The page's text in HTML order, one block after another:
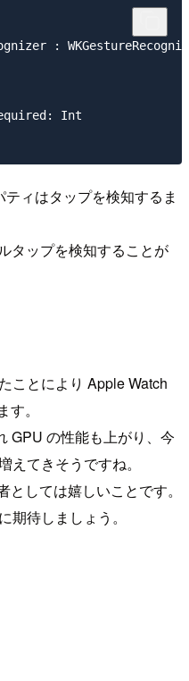
:
Int
ティはタップを検知するま
タップを検知することが
ことにより Apple Watch
。
GPU の性能も上がり、今
えてきそうですね。
しては嬉しいことです。
期待しましょう。